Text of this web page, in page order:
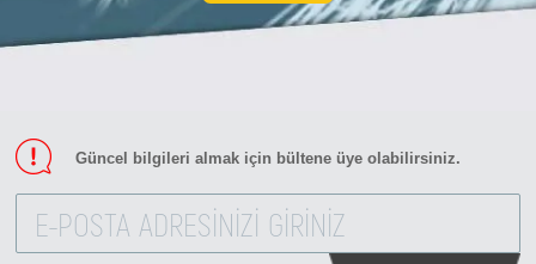
Güncel bilgileri almak için bültene üye olabilirsiniz.